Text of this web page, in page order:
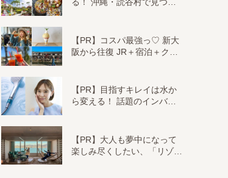
る！ 沖縄・読谷村で見つ…
【PR】コスパ最強っ♡ 新大
阪から往復 JR＋宿泊＋ク…
【PR】目指すキレイは水か
ら変える！ 話題のインバ…
【PR】大人も夢中になって
楽しみ尽くしたい、「リゾ…